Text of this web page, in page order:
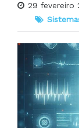
29 fevereiro